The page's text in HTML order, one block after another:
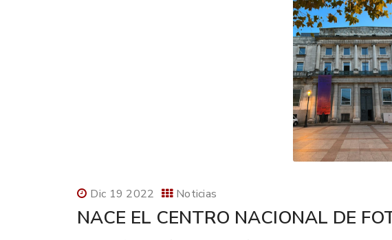
Dic 19 2022 Noticias
NACE EL CENTRO NACIONAL DE